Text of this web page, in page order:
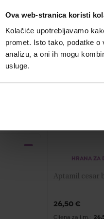
Ova web-stranica koristi
Kolačiće upotrebljavamo
promet. Isto tako, podatke
analizu, a oni ih mogu
usluge.
HRANA ZA
26,50 €
Cijena za j.m.: